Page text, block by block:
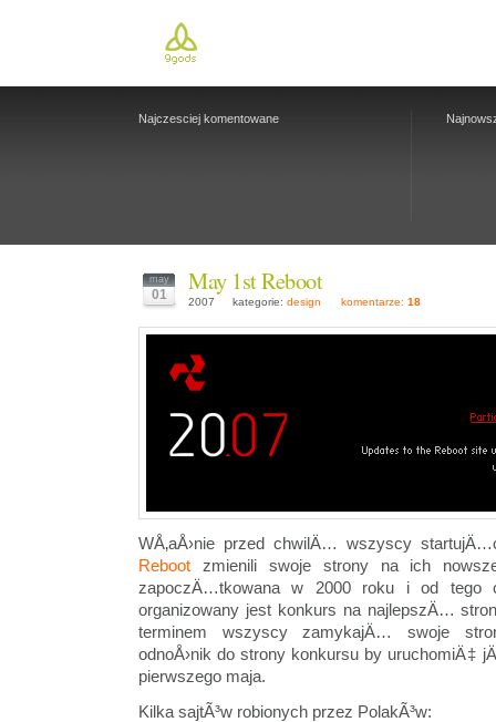
Najczesciej komentowane
may
01 May 1st Reboot
2007 kategorie: design komentarze: 18
WÅ‚aÅ›nie przed chwilÄ… wszyscy
Reboot zmienili swoje strony na ich
zapoczÄ…tkowana w 2000 roku i od tego
organizowany jest konkurs na najlepszÄ…
terminem wszyscy zamykajÄ… swoje
odnoÅ›nik do strony konkursu by uruchomiÄ‡
pierwszego maja.
Kilka sajtÃ³w robionych przez PolakÃ³w: